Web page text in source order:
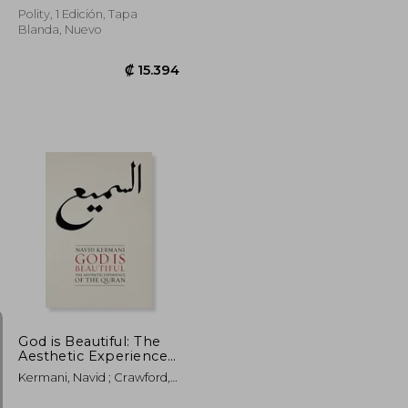
Polity, 1 Edición, Tapa
Blanda, Nuevo
God is Beautiful: The
Aesthetic Experience
of the Quran (en
Inglés)
Kermani, Navid ; Crawford,